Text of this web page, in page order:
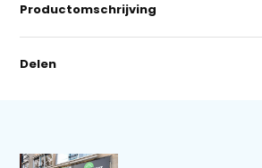
Productomschrijving
Delen